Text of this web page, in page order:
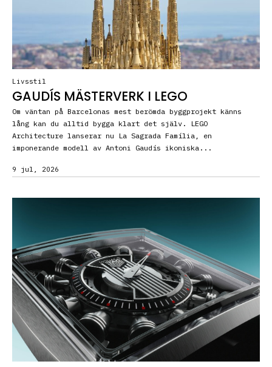
Livsstil
GAUDÍS MÄSTERVERK I LEGO
Om väntan på Barcelonas mest berömda byggprojekt känns
lång kan du alltid bygga klart det själv. LEGO
Architecture lanserar nu La Sagrada Família, en
imponerande modell av Antoni Gaudís ikoniska...
9 jul, 2026